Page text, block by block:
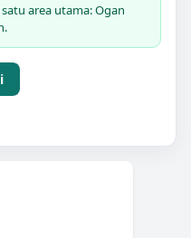
area utama: Ogan